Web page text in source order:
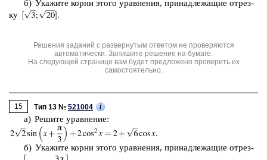
б) Ука­жи­те корни этого урав­не­ния, при­над­ле­жа­щие от­рез­
ку
Решения заданий с развернутым ответом не проверяются
автоматически. Запишите решение на бумаге.
На следующей странице вам будет предложено проверить их
самостоятельно.
15 Тип 13 № 521004 i
а) Ре­ши­те урав­не­ние:
б) Ука­жи­те корни этого урав­не­ния, при­над­ле­жа­щие от­рез­